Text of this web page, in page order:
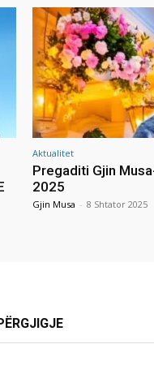
Aktualitet
Pregaditi Gjin
2025
Gjin Musa - 8 Shtator 2025